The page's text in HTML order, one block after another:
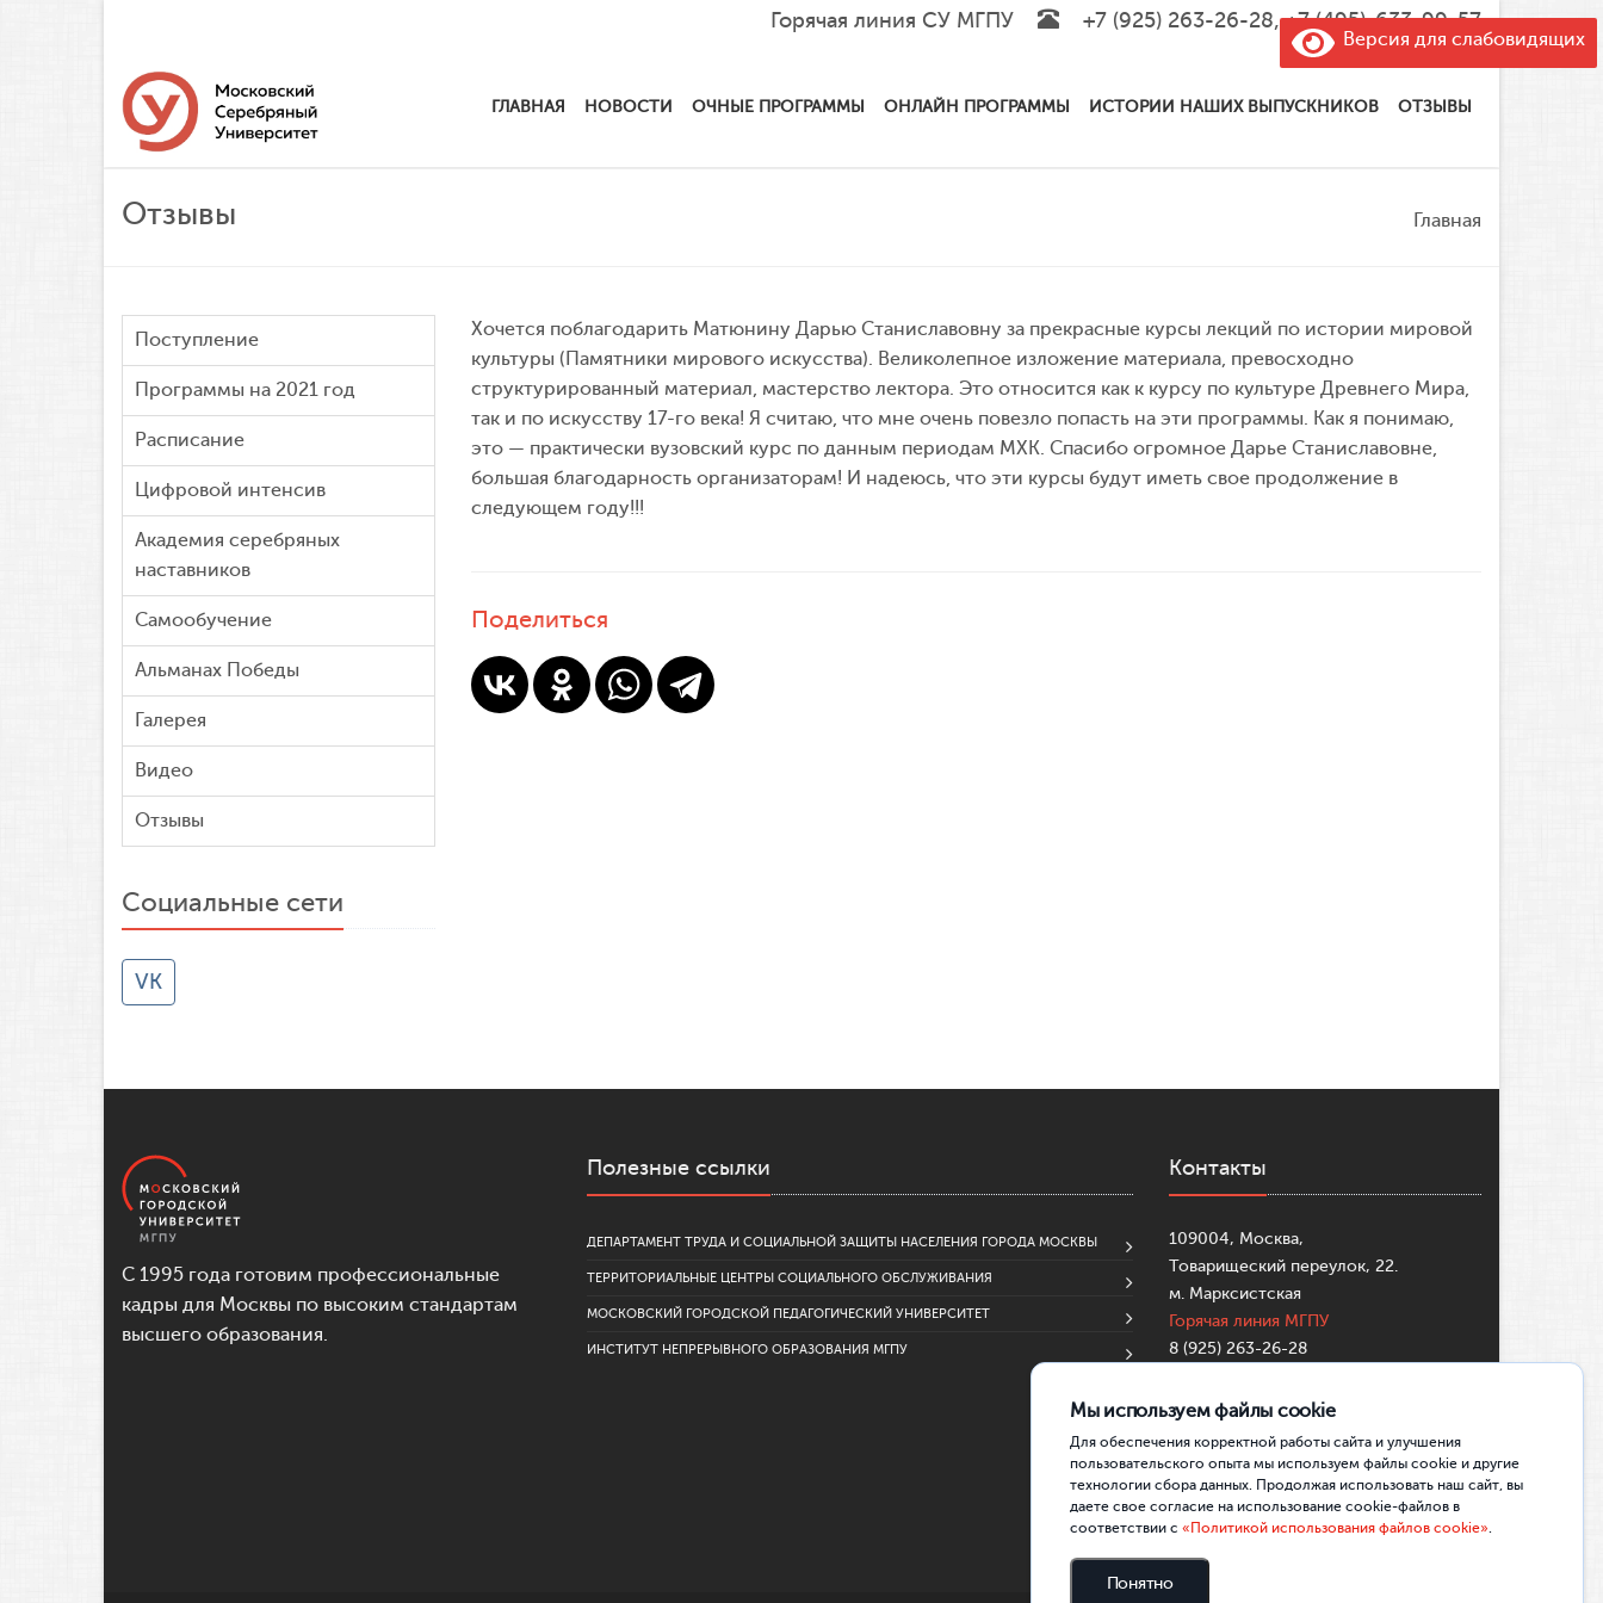
Горячая линия СУ МГПУ +7 (925) 263-26-28,+7 (495)-633-99-57
ГЛАВНАЯ НОВОСТИ ОЧНЫЕ ПРОГРАММЫ ОНЛАЙН ПРОГРАММЫ ИСТОРИИ НАШИХ ВЫПУСКНИКОВ ОТЗЫВЫ
Отзывы Главная
Поступление
Программы на 2021 год
Расписание
Цифровой интенсив
Академия серебряных
наставников
Самообучение
Альманах Победы
Галерея
Видео
Отзывы
Социальные сети
VK
Хочется поблагодарить Матюнину Дарью Станиславовну за прекрасные курсы лекций по истории мировой
культуры (Памятники мирового искусства). Великолепное изложение материала, превосходно
структурированный материал, мастерство лектора. Это относится как к курсу по культуре Древнего Мира,
так и по искусству 17-го века! Я считаю, что мне очень повезло попасть на эти программы. Как я понимаю,
это — практически вузовский курс по данным периодам МХК. Спасибо огромное Дарье Станиславовне,
большая благодарность организаторам! И надеюсь, что эти курсы будут иметь свое продолжение в
следующем году!!!
Поделиться
С 1995 года готовим профессиональные
кадры для Москвы по высоким стандартам
высшего образования.
Полезные ссылки
ДЕПАРТАМЕНТ ТРУДА И СОЦИАЛЬНОЙ ЗАЩИТЫ НАСЕЛЕНИЯ ГОРОДА МОСКВЫ
ТЕРРИТОРИАЛЬНЫЕ ЦЕНТРЫ СОЦИАЛЬНОГО ОБСЛУЖИВАНИЯ
МОСКОВСКИЙ ГОРОДСКОЙ ПЕДАГОГИЧЕСКИЙ УНИВЕРСИТЕТ
ИНСТИТУТ НЕПРЕРЫВНОГО ОБРАЗОВАНИЯ МГПУ
Контакты
109004, Москва,
Товарищеский переулок, 22.
м. Марксистская
Горячая линия МГПУ
8 (925) 263-26-28
su@mgpu.ru
Partners:
https://mostbettr.xyz/
https://pincocasinotr.xyz/
https://skycrownau.online/
Версия для слабовидящих
Мы используем файлы cookie
Для обеспечения корректной работы сайта и улучшения
пользовательского опыта мы используем файлы cookie и другие
технологии сбора данных. Продолжая использовать наш сайт, вы
даете свое согласие на использование cookie-файлов в
соответствии с «Политикой использования файлов cookie».
Понятно